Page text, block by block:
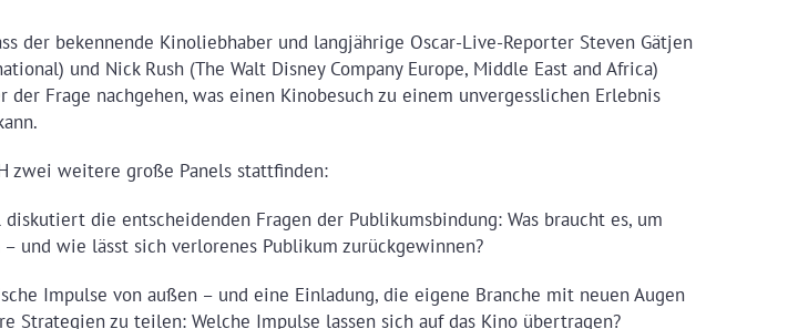
der bekennende Kinoliebhaber und langjährige Oscar-Live-Reporter Steven Gätjen
und Nick Rush (The Walt Disney Company Europe, Middle East and Africa)
Frage nachgehen, was einen Kinobesuch zu einem unvergesslichen Erlebnis
zwei weitere große Panels stattfinden:
die entscheidenden Fragen der Publikumsbindung: Was braucht es, um
und wie lässt sich verlorenes Publikum zurückgewinnen?
Impulse von außen – und eine Einladung, die eigene Branche mit neuen Augen
Strategien zu teilen: Welche Impulse lassen sich auf das Kino übertragen?